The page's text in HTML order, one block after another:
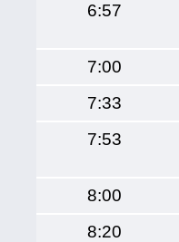
6:57
7:00
7:33
7:53
8:00
8:20